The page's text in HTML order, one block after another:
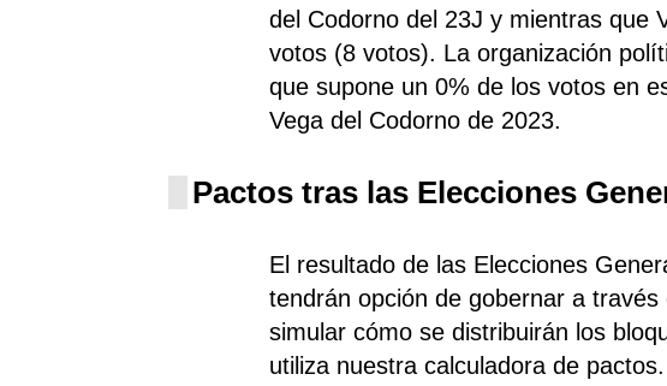
del Codorno del 23J y mientras que
votos (8 votos). La organización
que supone un 0% de los votos en
Vega del Codorno de 2023.
Pactos tras las Elecciones
El resultado de las Elecciones
tendrán opción de gobernar a
simular cómo se distribuirán los
utiliza nuestra calculadora de pactos.